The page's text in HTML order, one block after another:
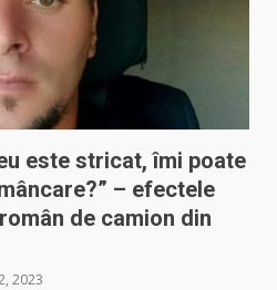
este stricat, îmi poate
– efectele
de camion din
2023